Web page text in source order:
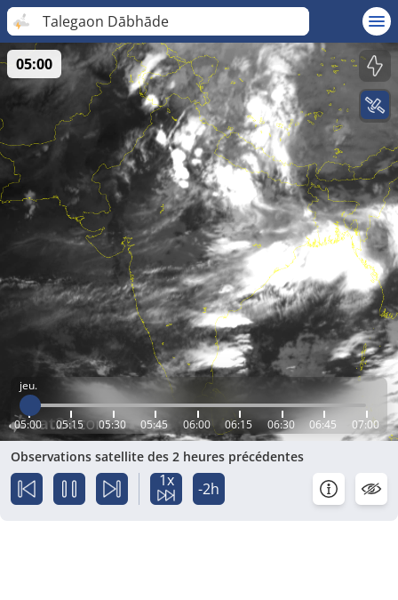
Talegaon Dābhāde
jeu.
05:00 05:15 05:30 05:45 06:00 06:15 06:30 06:45 07:00
05:00
Observations satellite des 2 heures précédentes
1x -2h